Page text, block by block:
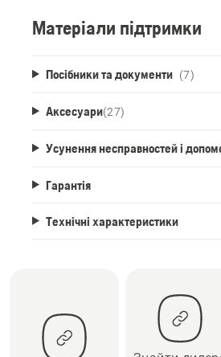
Матеріали підтримки
Посібники та документи (7)
Аксесуари(27)
Усунення несправностей і
Гарантія
Технічні характеристики